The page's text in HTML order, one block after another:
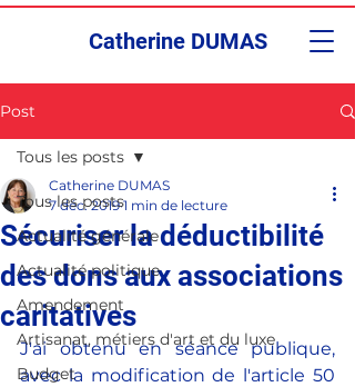
Catherine DUMAS
Post
Tous les posts
Actualité générale
Actualité politique
Amendement
Artisanat, métiers d'art et du luxe
Budget
Tous les posts
Sécuriser la déductibilité
des dons aux associations
caritatives
Catherine DUMAS
7 déc. 2019 1 min de lecture
J'ai obtenu en séance publique,
avec la modification de l'article 50